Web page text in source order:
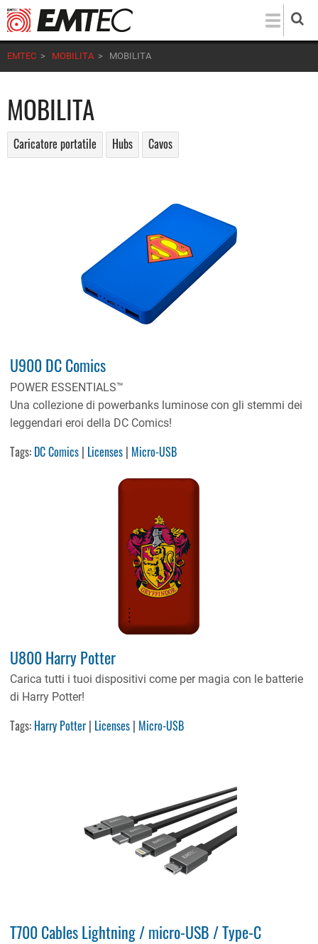
Salta
al
contenuto
principale
EMTEC > MOBILITA > MOBILITA
MOBILITA
Caricatore portatile Hubs Cavos
U900 DC Comics
POWER ESSENTIALS™
Una collezione di powerbanks luminose con gli stemmi dei
leggendari eroi della DC Comics!
Tags: DC Comics | Licenses | Micro-USB
U800 Harry Potter
Carica tutti i tuoi dispositivi come per magia con le batterie
di Harry Potter!
Tags: Harry Potter | Licenses | Micro-USB
T700 Cables Lightning / micro-USB / Type-C